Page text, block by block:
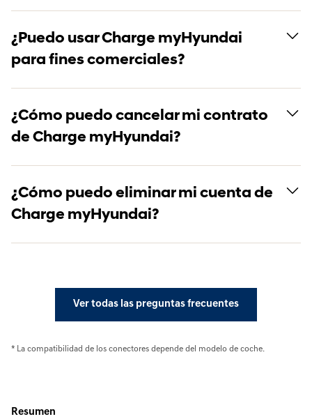
¿Puedo usar Charge myHyundai
para fines comerciales?
¿Cómo puedo cancelar mi contrato
de Charge myHyundai?
¿Cómo puedo eliminar mi cuenta de
Charge myHyundai?
Ver todas las preguntas frecuentes
* La compatibilidad de los conectores depende del modelo de coche.
Resumen